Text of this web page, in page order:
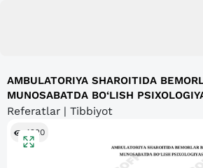
AMBULATORIYA SHAROITIDA
MUNOSABATDA BO‘LISH
Referatlar | Tibbiyot
4220